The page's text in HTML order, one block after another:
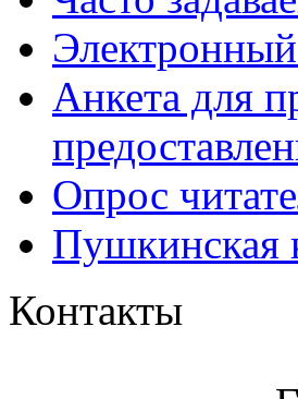
Электронный
Анкета для
Опрос
Пушкинская
Контакты